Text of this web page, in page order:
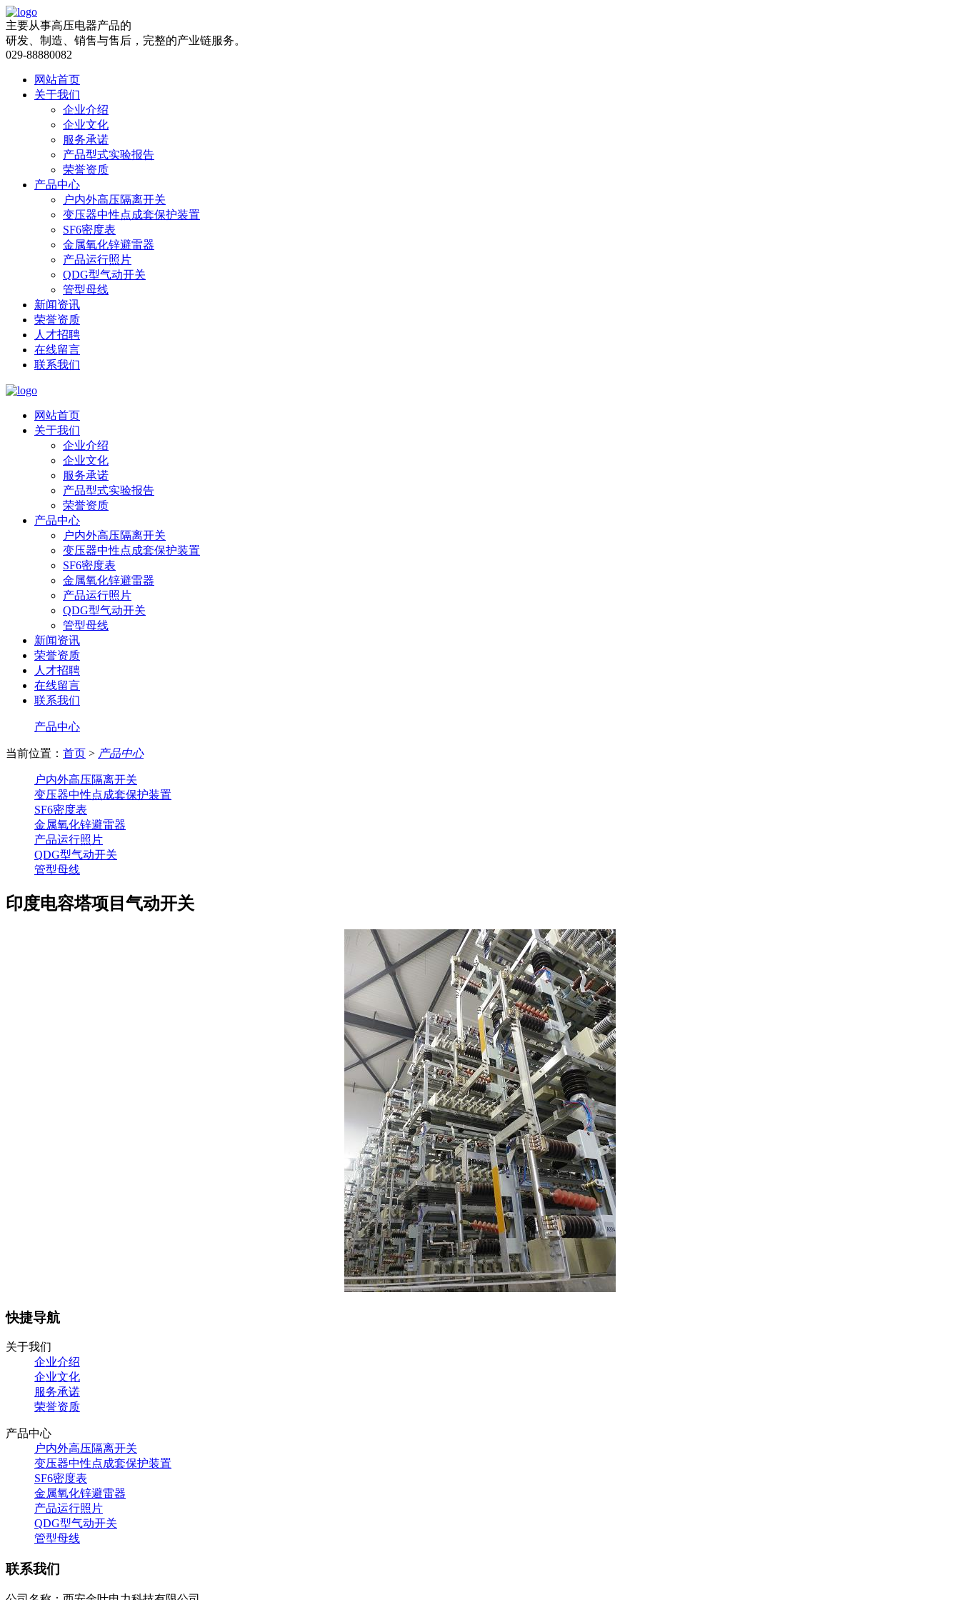
主要从事高压电器产品的
研发、制造、销售与售后，完整的产业链服务。
029-88880082
网站首页
关于我们
企业介绍
企业文化
服务承诺
产品型式实验报告
荣誉资质
产品中心
户内外高压隔离开关
变压器中性点成套保护装置
SF6密度表
金属氧化锌避雷器
产品运行照片
QDG型气动开关
管型母线
新闻资讯
荣誉资质
人才招聘
在线留言
联系我们
网站首页
关于我们
企业介绍
企业文化
服务承诺
产品型式实验报告
荣誉资质
产品中心
户内外高压隔离开关
变压器中性点成套保护装置
SF6密度表
金属氧化锌避雷器
产品运行照片
QDG型气动开关
管型母线
新闻资讯
荣誉资质
人才招聘
在线留言
联系我们
产品中心
当前位置： 首页 > 产品中心
户内外高压隔离开关
变压器中性点成套保护装置
SF6密度表
金属氧化锌避雷器
产品运行照片
QDG型气动开关
管型母线
印度电容塔项目气动开关
快捷导航
关于我们
企业介绍
企业文化
服务承诺
荣誉资质
产品中心
户内外高压隔离开关
变压器中性点成套保护装置
SF6密度表
金属氧化锌避雷器
产品运行照片
QDG型气动开关
管型母线
联系我们